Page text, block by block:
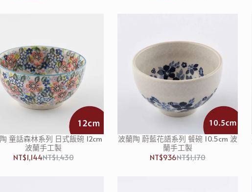
童話森林系列 日式飯碗 12cm
波蘭手工製
NT$1,144NT$1,430
波蘭陶 蔚藍花語系列 餐碗 10.5cm 波
蘭手工製
NT$936NT$1,170